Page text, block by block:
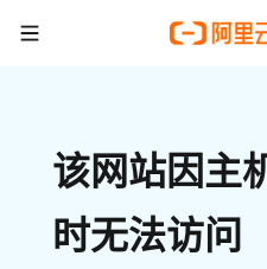
该网站因主
时无法访问